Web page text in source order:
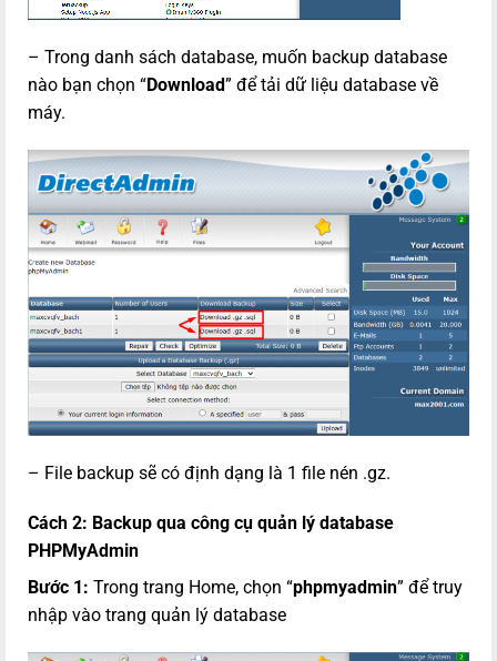
– Trong danh sách database, muốn backup database
nào bạn chọn “Download” để tải dữ liệu database về
máy.
– File backup sẽ có định dạng là 1 file nén .gz.
Cách 2: Backup qua công cụ quản lý database
PHPMyAdmin
Bước 1: Trong trang Home, chọn “phpmyadmin” để truy
nhập vào trang quản lý database